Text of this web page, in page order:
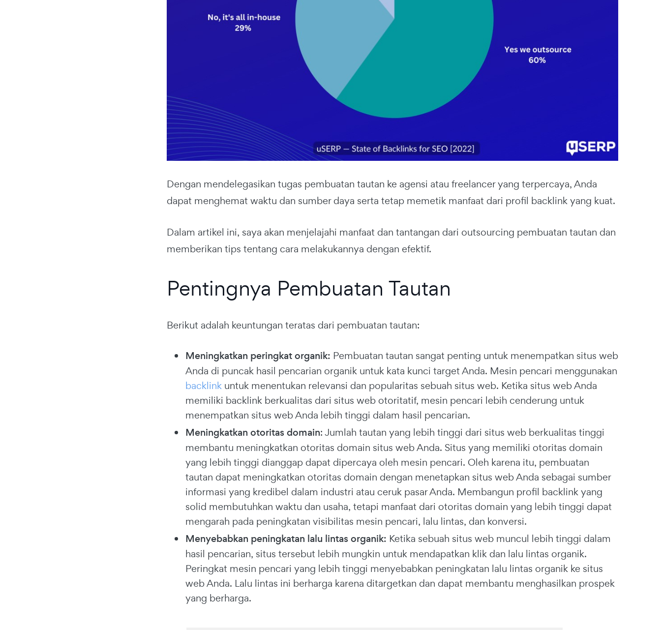
Dengan mendelegasikan tugas pembuatan tautan ke agensi atau freelancer yang terpercaya, Anda
dapat menghemat waktu dan sumber daya serta tetap memetik manfaat dari profil backlink yang kuat.
Dalam artikel ini, saya akan menjelajahi manfaat dan tantangan dari outsourcing pembuatan tautan dan
memberikan tips tentang cara melakukannya dengan efektif.
Pentingnya Pembuatan Tautan
Berikut adalah keuntungan teratas dari pembuatan tautan:
Meningkatkan peringkat organik: Pembuatan tautan sangat penting untuk menempatkan situs web
Anda di puncak hasil pencarian organik untuk kata kunci target Anda. Mesin pencari menggunakan
backlink untuk menentukan relevansi dan popularitas sebuah situs web. Ketika situs web Anda
memiliki backlink berkualitas dari situs web otoritatif, mesin pencari lebih cenderung untuk
menempatkan situs web Anda lebih tinggi dalam hasil pencarian.
Meningkatkan otoritas domain: Jumlah tautan yang lebih tinggi dari situs web berkualitas tinggi
membantu meningkatkan otoritas domain situs web Anda. Situs yang memiliki otoritas domain
yang lebih tinggi dianggap dapat dipercaya oleh mesin pencari. Oleh karena itu, pembuatan
tautan dapat meningkatkan otoritas domain dengan menetapkan situs web Anda sebagai sumber
informasi yang kredibel dalam industri atau ceruk pasar Anda. Membangun profil backlink yang
solid membutuhkan waktu dan usaha, tetapi manfaat dari otoritas domain yang lebih tinggi dapat
mengarah pada peningkatan visibilitas mesin pencari, lalu lintas, dan konversi.
Menyebabkan peningkatan lalu lintas organik: Ketika sebuah situs web muncul lebih tinggi dalam
hasil pencarian, situs tersebut lebih mungkin untuk mendapatkan klik dan lalu lintas organik.
Peringkat mesin pencari yang lebih tinggi menyebabkan peningkatan lalu lintas organik ke situs
web Anda. Lalu lintas ini berharga karena ditargetkan dan dapat membantu menghasilkan prospek
yang berharga.